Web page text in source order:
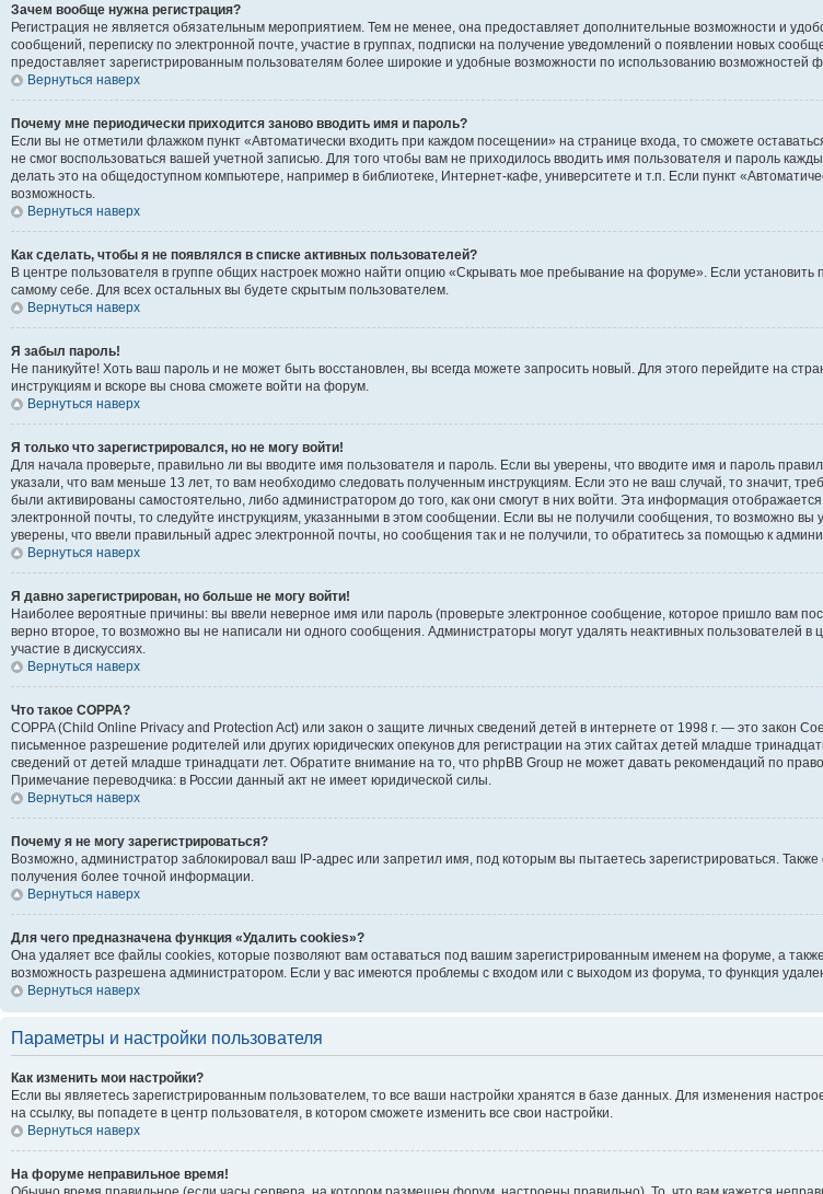
Зачем вообще нужна регистрация?
Регистрация не является обязательным мероприятием. Тем не менее, она предоставляет дополнительные возможности и
сообщений, переписку по электронной почте, участие в группах, подписки на получение уведомлений о появлении новых
предоставляет зарегистрированным пользователям более широкие и удобные возможности по использованию возможностей
Вернуться наверх
Почему мне периодически приходится заново вводить имя и пароль?
Если вы не отметили флажком пункт «Автоматически входить при каждом посещении» на странице входа, то сможете
не смог воспользоваться вашей учетной записью. Для того чтобы вам не приходилось вводить имя пользователя и пароль
делать это на общедоступном компьютере, например в библиотеке, Интернет-кафе, университете и т.п. Если пункт
возможность.
Вернуться наверх
Как сделать, чтобы я не появлялся в списке активных пользователей?
В центре пользователя в группе общих настроек можно найти опцию «Скрывать мое пребывание на форуме». Если
самому себе. Для всех остальных вы будете скрытым пользователем.
Вернуться наверх
Я забыл пароль!
Не паникуйте! Хоть ваш пароль и не может быть восстановлен, вы всегда можете запросить новый. Для этого перейдите на
инструкциям и вскоре вы снова сможете войти на форум.
Вернуться наверх
Я только что зарегистрировался, но не могу войти!
Для начала проверьте, правильно ли вы вводите имя пользователя и пароль. Если вы уверены, что вводите имя и пароль
указали, что вам меньше 13 лет, то вам необходимо следовать полученным инструкциям. Если это не ваш случай, то значит,
были активированы самостоятельно, либо администратором до того, как они смогут в них войти. Эта информация
электронной почты, то следуйте инструкциям, указанными в этом сообщении. Если вы не получили сообщения, то возможно
уверены, что ввели правильный адрес электронной почты, но сообщения так и не получили, то обратитесь за помощью к
Вернуться наверх
Я давно зарегистрирован, но больше не могу войти!
Наиболее вероятные причины: вы ввели неверное имя или пароль (проверьте электронное сообщение, которое пришло вам
верно второе, то возможно вы не написали ни одного сообщения. Администраторы могут удалять неактивных пользователей
участие в дискуссиях.
Вернуться наверх
Что такое COPPA?
COPPA (Child Online Privacy and Protection Act) или закон о защите личных сведений детей в интернете от 1998 г. — это
письменное разрешение родителей или других юридических опекунов для регистрации на этих сайтах детей младше
сведений от детей младше тринадцати лет. Обратите внимание на то, что phpBB Group не может давать рекомендаций по
Примечание переводчика: в России данный акт не имеет юридической силы.
Вернуться наверх
Почему я не могу зарегистрироваться?
Возможно, администратор заблокировал ваш IP-адрес или запретил имя, под которым вы пытаетесь зарегистрироваться.
получения более точной информации.
Вернуться наверх
Для чего предназначена функция «Удалить cookies»?
Она удаляет все файлы cookies, которые позволяют вам оставаться под вашим зарегистрированным именем на форуме, а
возможность разрешена администратором. Если у вас имеются проблемы с входом или с выходом из форума, то функция
Вернуться наверх
Параметры и настройки пользователя
Как изменить мои настройки?
Если вы являетесь зарегистрированным пользователем, то все ваши настройки хранятся в базе данных. Для изменения
на ссылку, вы попадете в центр пользователя, в котором сможете изменить все свои настройки.
Вернуться наверх
На форуме неправильное время!